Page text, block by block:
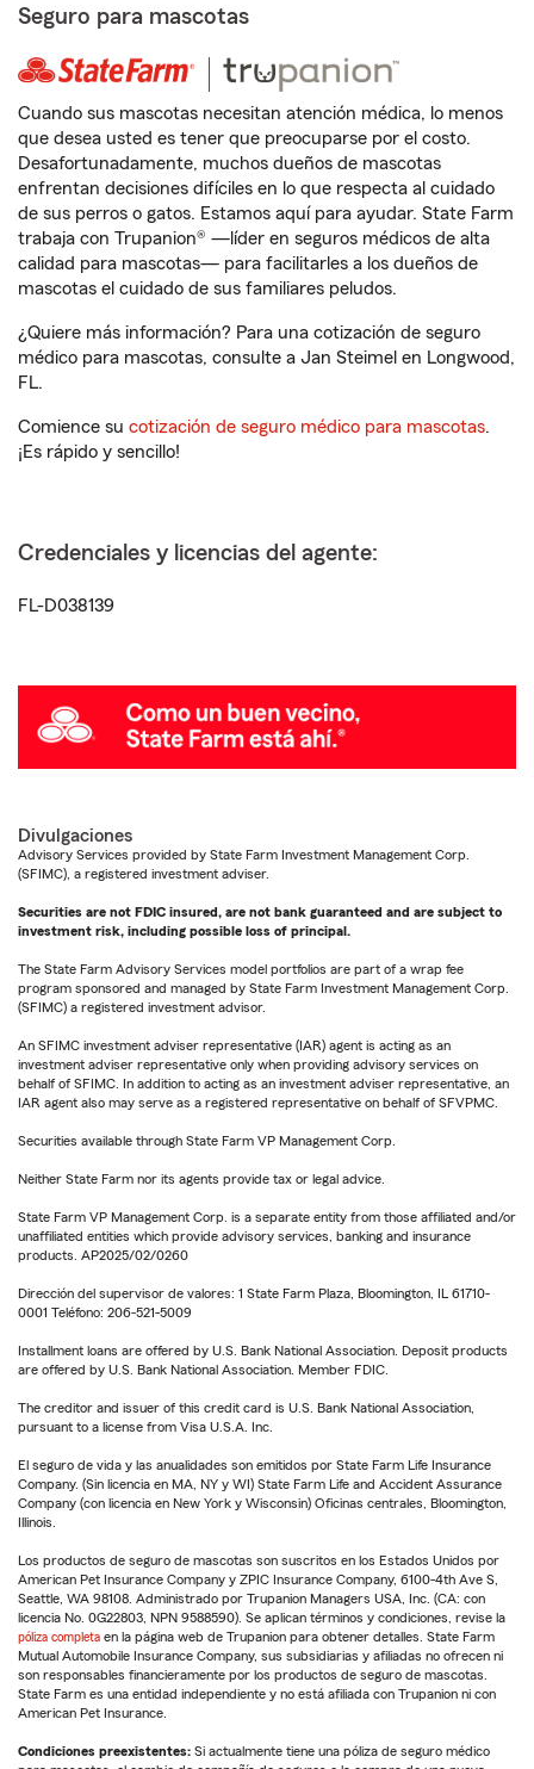
Seguro para mascotas
Cuando sus mascotas necesitan atención médica, lo menos
que desea usted es tener que preocuparse por el costo.
Desafortunadamente, muchos dueños de mascotas
enfrentan decisiones difíciles en lo que respecta al cuidado
de sus perros o gatos. Estamos aquí para ayudar. State Farm
trabaja con Trupanion® —líder en seguros médicos de alta
calidad para mascotas— para facilitarles a los dueños de
mascotas el cuidado de sus familiares peludos.
¿Quiere más información? Para una cotización de seguro
médico para mascotas, consulte a Jan Steimel en Longwood,
FL.
Comience su cotización de seguro médico para mascotas.
¡Es rápido y sencillo!
Credenciales y licencias del agente:
FL-D038139
Divulgaciones
Advisory Services provided by State Farm Investment Management Corp.
(SFIMC), a registered investment adviser.
Securities are not FDIC insured, are not bank guaranteed and are subject to
investment risk, including possible loss of principal.
The State Farm Advisory Services model portfolios are part of a wrap fee
program sponsored and managed by State Farm Investment Management Corp.
(SFIMC) a registered investment advisor.
An SFIMC investment adviser representative (IAR) agent is acting as an
investment adviser representative only when providing advisory services on
behalf of SFIMC. In addition to acting as an investment adviser representative, an
IAR agent also may serve as a registered representative on behalf of SFVPMC.
Securities available through State Farm VP Management Corp.
Neither State Farm nor its agents provide tax or legal advice.
State Farm VP Management Corp. is a separate entity from those affiliated and/or
unaffiliated entities which provide advisory services, banking and insurance
products. AP2025/02/0260
Dirección del supervisor de valores: 1 State Farm Plaza, Bloomington, IL 61710-
0001 Teléfono: 206-521-5009
Installment loans are offered by U.S. Bank National Association. Deposit products
are offered by U.S. Bank National Association. Member FDIC.
The creditor and issuer of this credit card is U.S. Bank National Association,
pursuant to a license from Visa U.S.A. Inc.
El seguro de vida y las anualidades son emitidos por State Farm Life Insurance
Company. (Sin licencia en MA, NY y WI) State Farm Life and Accident Assurance
Company (con licencia en New York y Wisconsin) Oficinas centrales, Bloomington,
Illinois.
Los productos de seguro de mascotas son suscritos en los Estados Unidos por
American Pet Insurance Company y ZPIC Insurance Company, 6100-4th Ave S,
Seattle, WA 98108. Administrado por Trupanion Managers USA, Inc. (CA: con
licencia No. 0G22803, NPN 9588590). Se aplican términos y condiciones, revise la
póliza completa en la página web de Trupanion para obtener detalles. State Farm
Mutual Automobile Insurance Company, sus subsidiarias y afiliadas no ofrecen ni
son responsables financieramente por los productos de seguro de mascotas.
State Farm es una entidad independiente y no está afiliada con Trupanion ni con
American Pet Insurance.
Condiciones preexistentes: Si actualmente tiene una póliza de seguro médico